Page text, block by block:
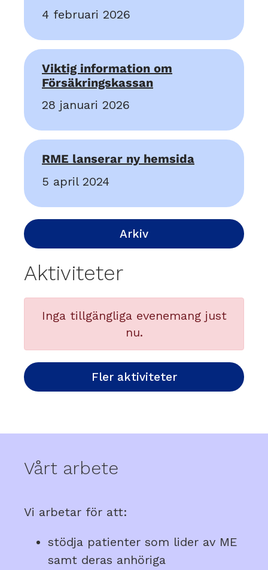
4 februari 2026
Viktig information om
Försäkringskassan
28 januari 2026
RME lanserar ny hemsida
5 april 2024
Arkiv
Aktiviteter
Inga tillgängliga evenemang just
nu.
Fler aktiviteter
Vårt arbete
Vi arbetar för att:
stödja patienter som lider av ME
samt deras anhöriga